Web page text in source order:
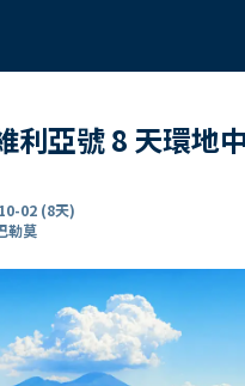
利亞號 8 天環地
02 (8天)
勒莫